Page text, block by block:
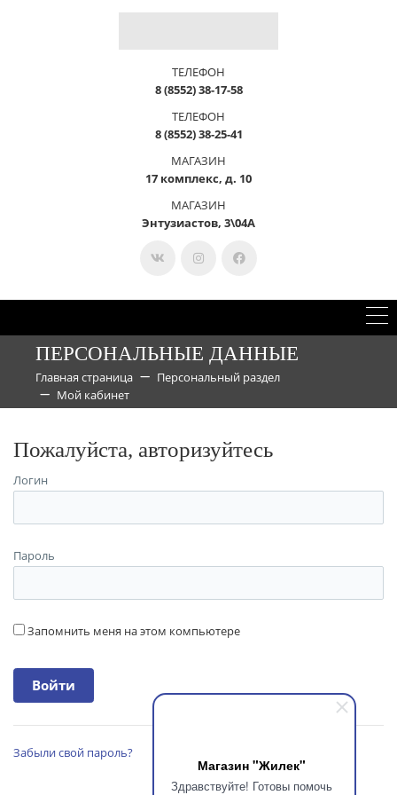
Магазин "Жилек"
Здравствуйте! Готовы помочь
ТЕЛЕФОН
8 (8552) 38-17-58
ТЕЛЕФОН
8 (8552) 38-25-41
МАГАЗИН
17 комплекс, д. 10
МАГАЗИН
Энтузиастов, 3\04А
ПЕРСОНАЛЬНЫЕ ДАННЫЕ
Главная страница
Персональный раздел
Мой кабинет
Пожалуйста, авторизуйтесь
Логин
Пароль
Запомнить меня на этом компьютере
Забыли свой пароль?